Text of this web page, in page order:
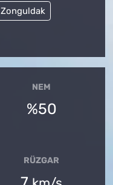
Zonguldak
NEM
%50
RÜZGAR